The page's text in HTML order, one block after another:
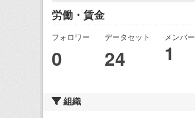
労働・賃金
フォロワー
0
データセット
24
メンバー
1
組織